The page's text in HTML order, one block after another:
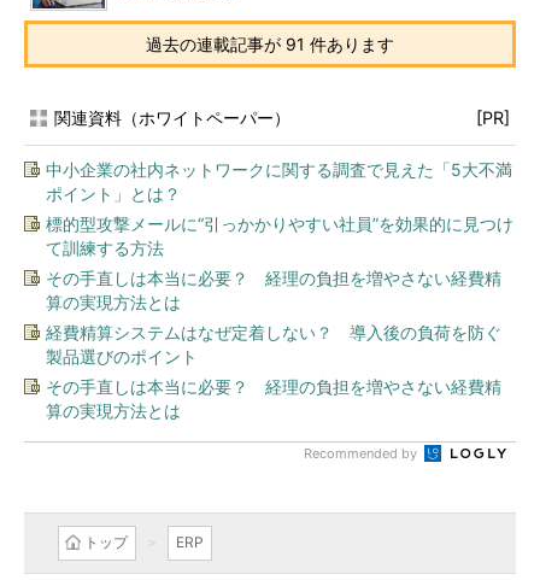
過去の連載記事が 91 件あります
関連資料（ホワイトペーパー） [PR]
中小企業の社内ネットワークに関する調査で見えた「5大不満
ポイント」とは？
標的型攻撃メールに“引っかかりやすい社員”を効果的に見つけ
て訓練する方法
その手直しは本当に必要？ 経理の負担を増やさない経費精
算の実現方法とは
経費精算システムはなぜ定着しない？ 導入後の負荷を防ぐ
製品選びのポイント
その手直しは本当に必要？ 経理の負担を増やさない経費精
算の実現方法とは
Recommended by
トップ ERP